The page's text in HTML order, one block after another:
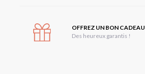
OFFREZ UN BON CADEAU
Des heureux garantis !